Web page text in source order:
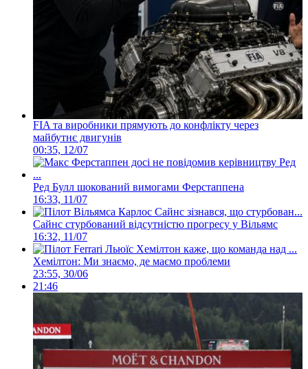
FIA та виробники прямують до конфлікту через
майбутнє двигунів
00:35, 12/07
Ред Булл шокований вимогами Ферстаппена
16:33, 11/07
Сайнс стурбований відсутністю прогресу у Вільямс
16:32, 11/07
Хемілтон: Ми знаємо, де маємо проблеми
23:55, 30/06
21:46